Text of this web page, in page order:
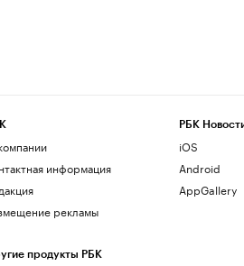
информация
рекламы
продукты РБК
РБК
iOS
Android
AppGallery